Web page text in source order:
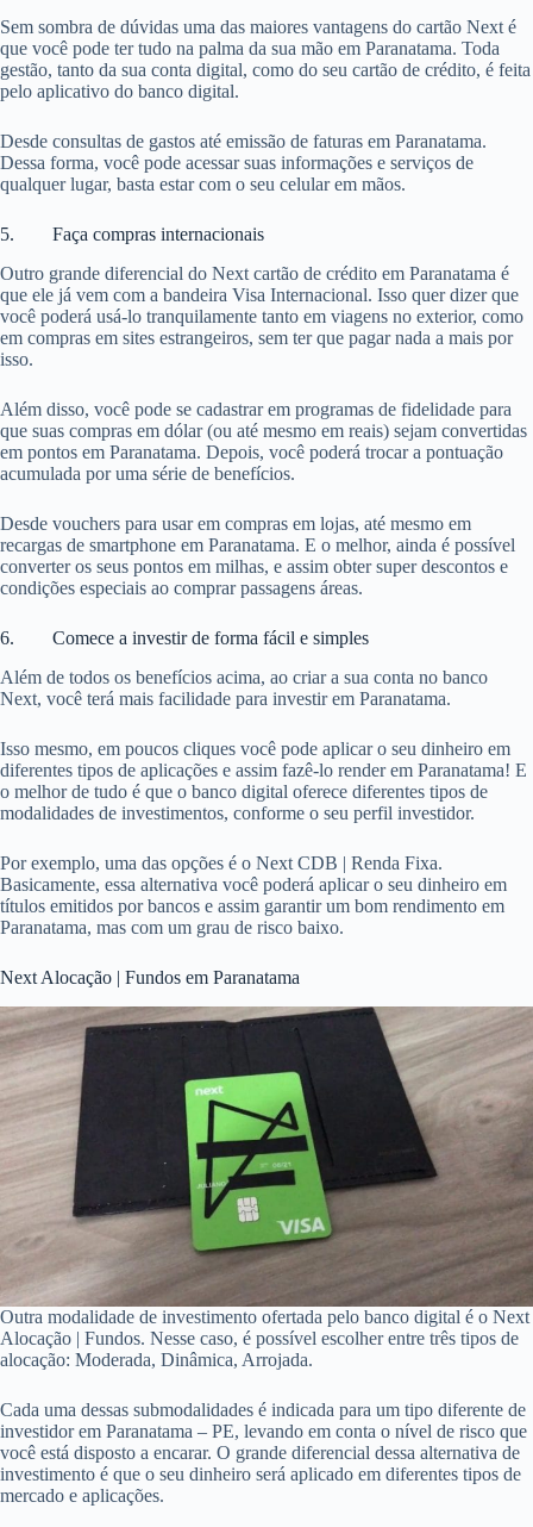
Sem sombra de dúvidas uma das maiores vantagens do cartão Next é
que você pode ter tudo na palma da sua mão em Paranatama. Toda
gestão, tanto da sua conta digital, como do seu cartão de crédito, é feita
pelo aplicativo do banco digital.
Desde consultas de gastos até emissão de faturas em Paranatama.
Dessa forma, você pode acessar suas informações e serviços de
qualquer lugar, basta estar com o seu celular em mãos.
5. Faça compras internacionais
Outro grande diferencial do Next cartão de crédito em Paranatama é
que ele já vem com a bandeira Visa Internacional. Isso quer dizer que
você poderá usá-lo tranquilamente tanto em viagens no exterior, como
em compras em sites estrangeiros, sem ter que pagar nada a mais por
isso.
Além disso, você pode se cadastrar em programas de fidelidade para
que suas compras em dólar (ou até mesmo em reais) sejam convertidas
em pontos em Paranatama. Depois, você poderá trocar a pontuação
acumulada por uma série de benefícios.
Desde vouchers para usar em compras em lojas, até mesmo em
recargas de smartphone em Paranatama. E o melhor, ainda é possível
converter os seus pontos em milhas, e assim obter super descontos e
condições especiais ao comprar passagens áreas.
6. Comece a investir de forma fácil e simples
Além de todos os benefícios acima, ao criar a sua conta no banco
Next, você terá mais facilidade para investir em Paranatama.
Isso mesmo, em poucos cliques você pode aplicar o seu dinheiro em
diferentes tipos de aplicações e assim fazê-lo render em Paranatama! E
o melhor de tudo é que o banco digital oferece diferentes tipos de
modalidades de investimentos, conforme o seu perfil investidor.
Por exemplo, uma das opções é o Next CDB | Renda Fixa.
Basicamente, essa alternativa você poderá aplicar o seu dinheiro em
títulos emitidos por bancos e assim garantir um bom rendimento em
Paranatama, mas com um grau de risco baixo.
Next Alocação | Fundos em Paranatama
Outra modalidade de investimento ofertada pelo banco digital é o Next
Alocação | Fundos. Nesse caso, é possível escolher entre três tipos de
alocação: Moderada, Dinâmica, Arrojada.
Cada uma dessas submodalidades é indicada para um tipo diferente de
investidor em Paranatama – PE, levando em conta o nível de risco que
você está disposto a encarar. O grande diferencial dessa alternativa de
investimento é que o seu dinheiro será aplicado em diferentes tipos de
mercado e aplicações.